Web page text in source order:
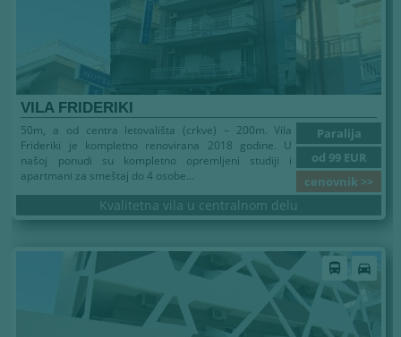
VILA FRIDERIKI
Paralija
od 99 EUR
cenovnik >>
50m, a od centra letovališta (crkve) – 200m. Vila
Frideriki je kompletno renovirana 2018 godine. U
našoj ponudi su kompletno opremljeni studiji i
apartmani za smeštaj do 4 osobe...
Kvalitetna vila u centralnom delu
directions_bus directions_car